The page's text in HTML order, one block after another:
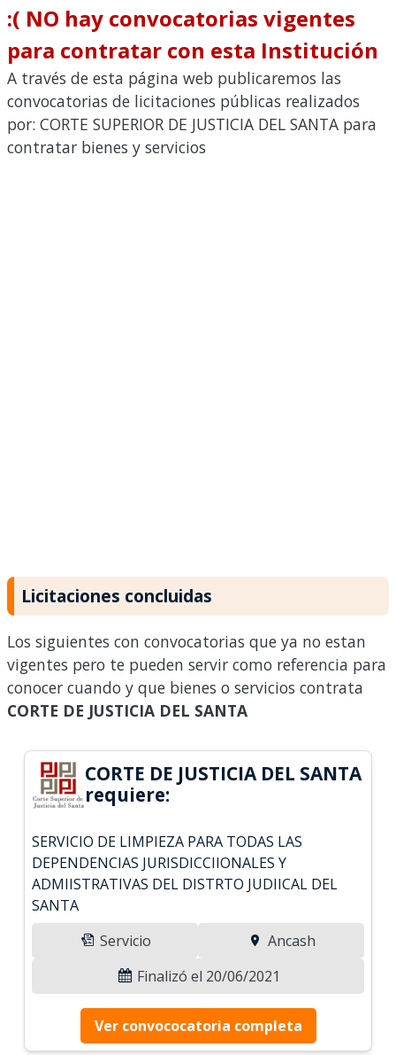
:( NO hay convocatorias vigentes
para contratar con esta Institución
A través de esta página web publicaremos las
convocatorias de licitaciones públicas realizados
por: CORTE SUPERIOR DE JUSTICIA DEL SANTA para
contratar bienes y servicios
Licitaciones concluidas
Los siguientes con convocatorias que ya no estan
vigentes pero te pueden servir como referencia para
conocer cuando y que bienes o servicios contrata
CORTE DE JUSTICIA DEL SANTA
CORTE DE JUSTICIA DEL SANTA
requiere:
SERVICIO DE LIMPIEZA PARA TODAS LAS
DEPENDENCIAS JURISDICCIIONALES Y
ADMIISTRATIVAS DEL DISTRTO JUDIICAL DEL
SANTA
Servicio
Ancash
Finalizó el 20/06/2021
Ver convococatoria completa